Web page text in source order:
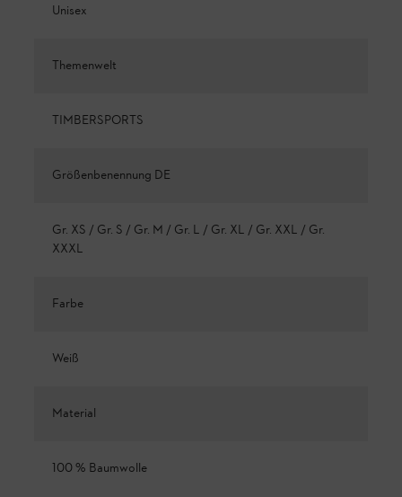
Unisex
Themenwelt
TIMBERSPORTS
Größenbenennung DE
Gr. XS / Gr. S / Gr. M / Gr. L / Gr. XL / Gr. XXL / Gr.
XXXL
Farbe
Weiß
Material
100 % Baumwolle